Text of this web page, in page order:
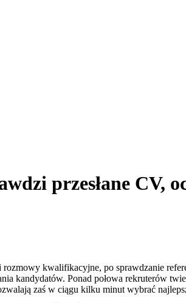
przesłane CV,
kwalifikacyjne, po sprawdzanie
kandydatów. Ponad połowa rekruterów
zaś w ciągu kilku minut wybrać